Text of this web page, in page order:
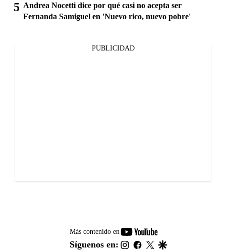
Andrea Nocetti dice por qué casi no acepta ser
Fernanda Samiguel en 'Nuevo rico, nuevo pobre'
PUBLICIDAD
Más contenido en
youtube-
footer
Síguenos en: instagram
facebook
twitter